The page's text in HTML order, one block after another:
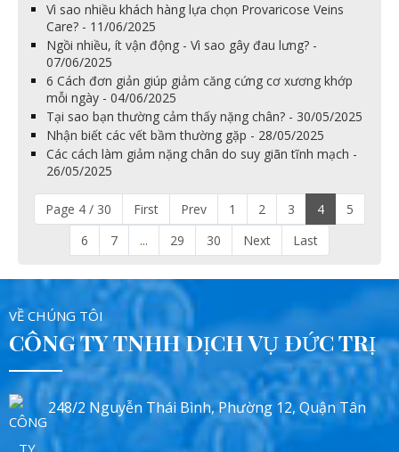
Vì sao nhiều khách hàng lựa chọn Provaricose Veins
Care? - 11/06/2025
Ngồi nhiều, ít vận động - Vì sao gây đau lưng? -
07/06/2025
6 Cách đơn giản giúp giảm căng cứng cơ xương khớp
mỗi ngày - 04/06/2025
Tại sao bạn thường cảm thấy nặng chân? - 30/05/2025
Nhận biết các vết bầm thường gặp - 28/05/2025
Các cách làm giảm nặng chân do suy giãn tĩnh mạch -
26/05/2025
Page 4 / 30 First Prev 1 2 3 4
5
6
7 ... 29 30 Next Last
VỀ CHÚNG TÔI
CÔNG TY TNHH DỊCH VỤ ĐỨC TRỊ
248/2 Nguyễn Thái Bình, Phường 12, Quận Tân